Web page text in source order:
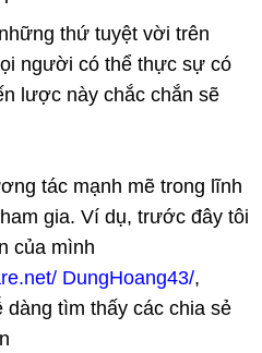
thứ tuyệt vời trên
người có thể thực sự có
lược này chắc chắn sẽ
tác mạnh mẽ trong lĩnh
gia. Ví dụ, trước đây tôi
của mình
DungHoang43/,
tìm thấy các chia sẻ